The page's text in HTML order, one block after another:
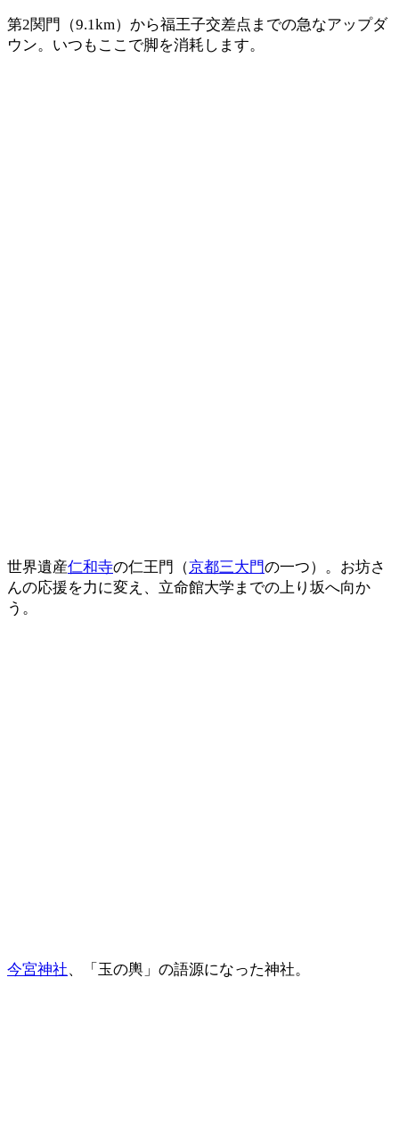
第2関門（9.1km）から福王子交差点までの急なアップダ
ウン。いつもここで脚を消耗します。
世界遺産仁和寺の仁王門（京都三大門の一つ）。お坊さ
んの応援を力に変え、立命館大学までの上り坂へ向か
う。
今宮神社、「玉の輿」の語源になった神社。